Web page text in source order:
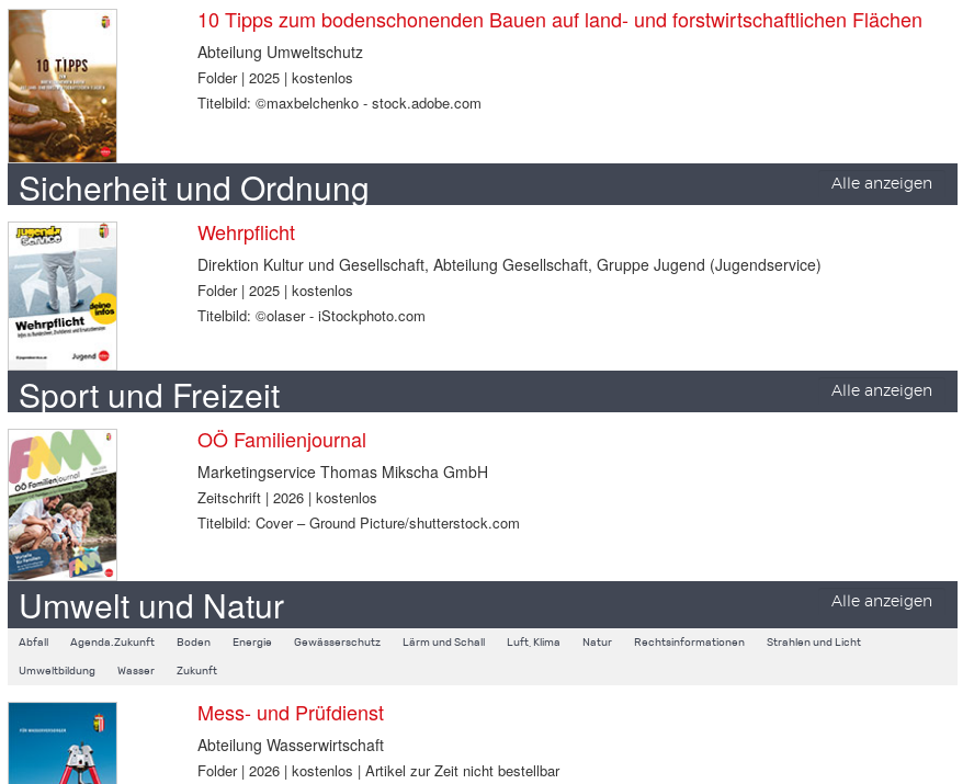
10 Tipps zum bodenschonenden Bauen auf land- und forstwirtschaftlichen Flächen
Abteilung Umweltschutz
Folder | 2025 | kostenlos
Titelbild: ©maxbelchenko - stock.adobe.com
Sicherheit und Ordnung Alle anzeigen
Wehrpflicht
Direktion Kultur und Gesellschaft, Abteilung Gesellschaft, Gruppe Jugend (Jugendservice)
Folder | 2025 | kostenlos
Titelbild: ©olaser - iStockphoto.com
Sport und Freizeit Alle anzeigen
OÖ Familienjournal
Marketingservice Thomas Mikscha GmbH
Zeitschrift | 2026 | kostenlos
Titelbild: Cover – Ground Picture/shutterstock.com
Umwelt und Natur Alle anzeigen
Abfall Agenda.Zukunft Boden Energie Gewässerschutz Lärm und Schall Luft, Klima Natur Rechtsinformationen Strahlen und Licht
Umweltbildung Wasser Zukunft
Mess- und Prüfdienst
Abteilung Wasserwirtschaft
Folder | 2026 | kostenlos | Artikel zur Zeit nicht bestellbar